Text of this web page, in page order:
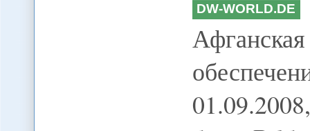
DW-WORLD.DE